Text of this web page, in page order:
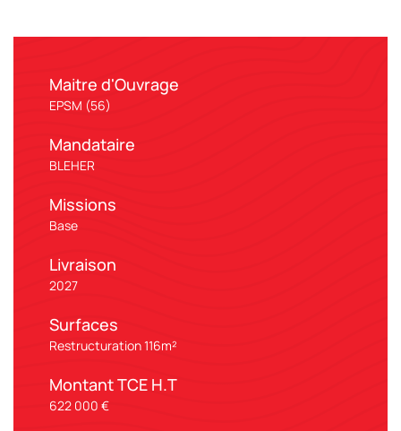
Maitre d'Ouvrage
EPSM (56)
Mandataire
BLEHER
Missions
Base
Livraison
2027
Surfaces
Restructuration 116m²
Montant TCE H.T
622 000 €